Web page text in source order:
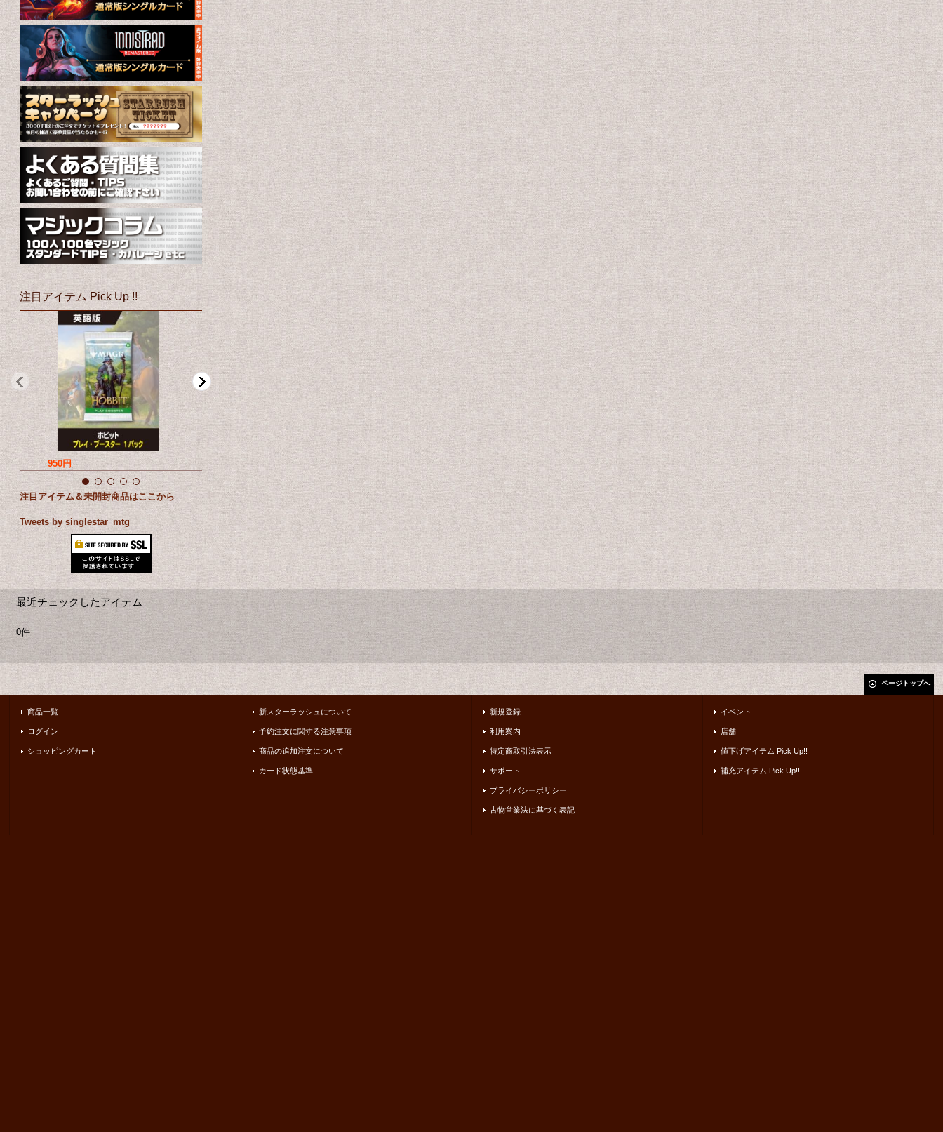
注目アイテム Pick Up !!
950円 760円 会員販売価格 会員販売価格 会員販売価格
注目アイテム＆未開封商品はここから
Tweets by singlestar_mtg
最近チェックしたアイテム
0件
ページトップへ
商品一覧
ログイン
ショッピングカート
新スターラッシュについて
予約注文に関する注意事項
商品の追加注文について
カード状態基準
新規登録
利用案内
特定商取引法表示
サポート
プライバシーポリシー
古物営業法に基づく表記
イベント
店舗
値下げアイテム Pick Up!!
補充アイテム Pick Up!!